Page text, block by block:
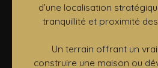
d’une localisation
tranquillité et proximité
Un terrain offrant un
construire une maison ou